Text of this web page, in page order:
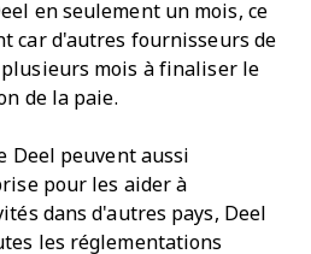
en seulement un mois, ce
car d'autres fournisseurs de
mois à finaliser le
de la paie.
Deel peuvent aussi
pour les aider à
dans d'autres pays, Deel
les réglementations